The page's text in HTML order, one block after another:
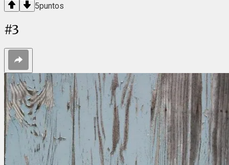
5puntos
#3